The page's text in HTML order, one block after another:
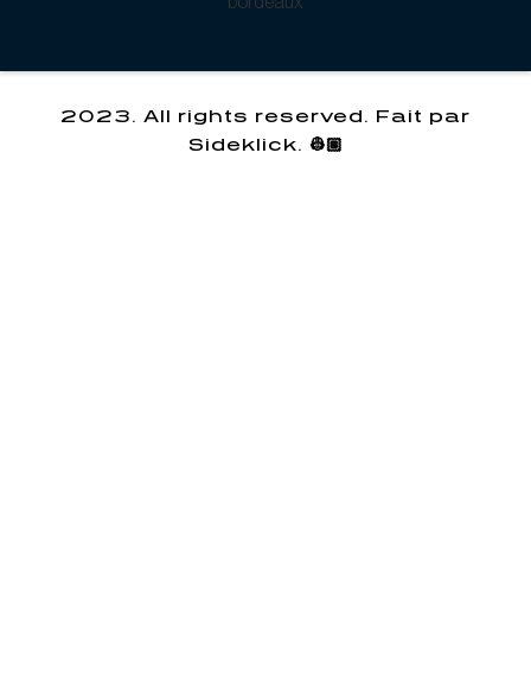
2023. All rights reserved. Fait par
Sideklick. 👷🏽